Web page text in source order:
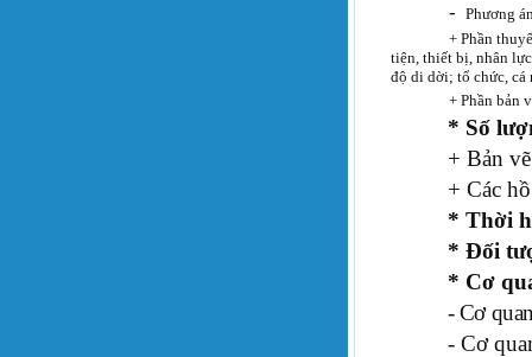
- Phương
+ Phần
tiện, thiết bị, nhân
độ di dời; tổ chức,
+ Phần bản
* Số
+ Bản
+ Các
* Thời
* Đối
* Cơ
- Cơ
- Cơ